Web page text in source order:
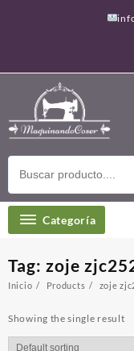
Categoría
Tag: zoje
Inicio Products zoje
Showing the single result